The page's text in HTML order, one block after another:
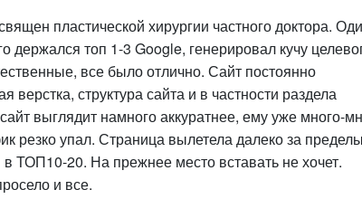
пластической хирургии частного доктора.
держался топ 1-3 Google, генерировал кучу
все было отлично. Сайт постоянно
структура сайта и в частности раздела
выглядит намного аккуратнее, ему уже много-
резко упал. Страница вылетела далеко за пределы
ТОП10-20. На прежнее место вставать не хочет.
и все.